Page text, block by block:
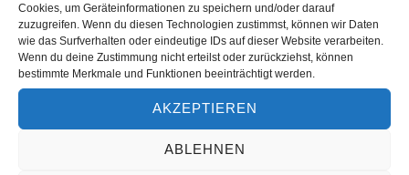
Cookies, um Geräteinformationen zu speichern und/oder darauf
zuzugreifen. Wenn du diesen Technologien zustimmst, können wir Daten
wie das Surfverhalten oder eindeutige IDs auf dieser Website verarbeiten.
Wenn du deine Zustimmung nicht erteilst oder zurückziehst, können
bestimmte Merkmale und Funktionen beeinträchtigt werden.
AKZEPTIEREN
ABLEHNEN
Klicke hier, um Marketing-Cookies
aktivieren